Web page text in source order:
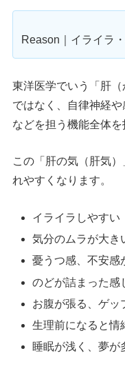
Reason｜イライラ
東洋医学でいう「肝（
ではなく、自律神経
などを担う機能全体を
この「肝の気（肝気
れやすくなります。
イライラしやすい
気分のムラが大き
憂うつ感、不安感
のどが詰まった感
お腹が張る、ゲッ
生理前になると情
睡眠が浅く、夢が